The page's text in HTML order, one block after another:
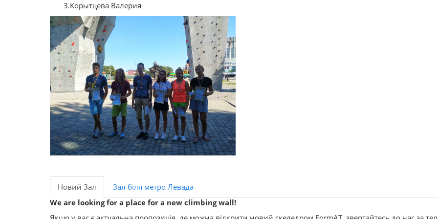
3.Корытцева Валерия
Новий Зал
Зал біля метро Левада
We are looking for a place for a new climbing wall!